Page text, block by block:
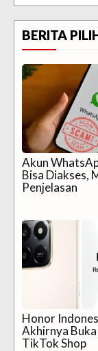
BERITA
Akun
Bisa Diakses,
Penjelasan
Honor
Akhirnya
TikTok Shop